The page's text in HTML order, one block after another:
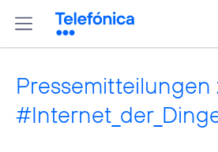
Pressemitteilungen